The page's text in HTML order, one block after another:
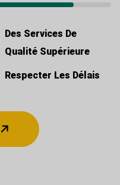
Des Services De
Qualité Supérieure
Respecter Les Délais